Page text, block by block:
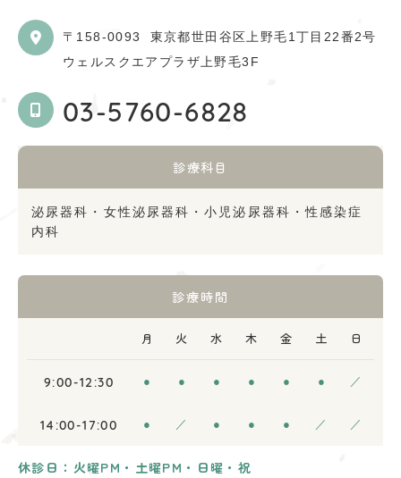
〒158-0093
東京都世田谷区上野毛1丁目22番2号
ウェルスクエアプラザ上野毛3F
03-5760-6828
診療科目
泌尿器科・女性泌尿器科・小児泌尿器科・性感染症
内科
診療時間
月 火 水 木 金 土 日
9:00-12:30 ● ● ● ● ● ● ／
14:00-17:00 ● ／ ● ● ● ／ ／
休診日：火曜PM・土曜PM・日曜・祝